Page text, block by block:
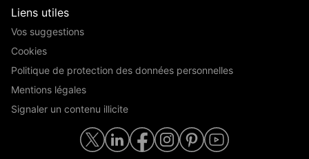
Liens utiles
Vos suggestions
Cookies
Politique de protection des données personnelles
Mentions légales
Signaler un contenu illicite